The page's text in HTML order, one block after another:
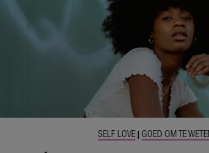
SELF LOVE | GOED OM TE